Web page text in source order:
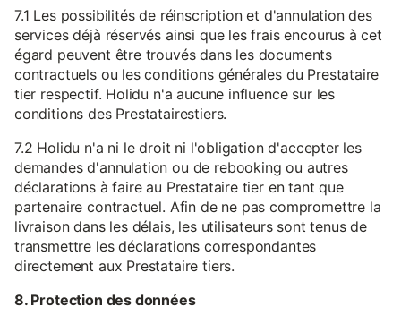
7.1 Les possibilités de réinscription et d'annulation des
services déjà réservés ainsi que les frais encourus à cet
égard peuvent être trouvés dans les documents
contractuels ou les conditions générales du Prestataire
tier respectif. Holidu n'a aucune influence sur les
conditions des Prestatairestiers.
7.2 Holidu n'a ni le droit ni l'obligation d'accepter les
demandes d'annulation ou de rebooking ou autres
déclarations à faire au Prestataire tier en tant que
partenaire contractuel. Afin de ne pas compromettre la
livraison dans les délais, les utilisateurs sont tenus de
transmettre les déclarations correspondantes
directement aux Prestataire tiers.
8. Protection des données